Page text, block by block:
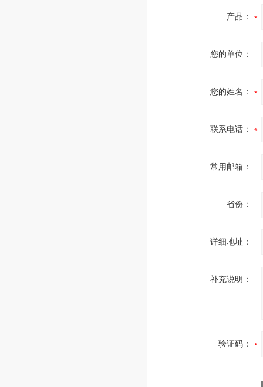
产品：
您的单位：
您的姓名：
联系电话：
常用邮箱：
省份：
详细地址：
补充说明：
验证码：